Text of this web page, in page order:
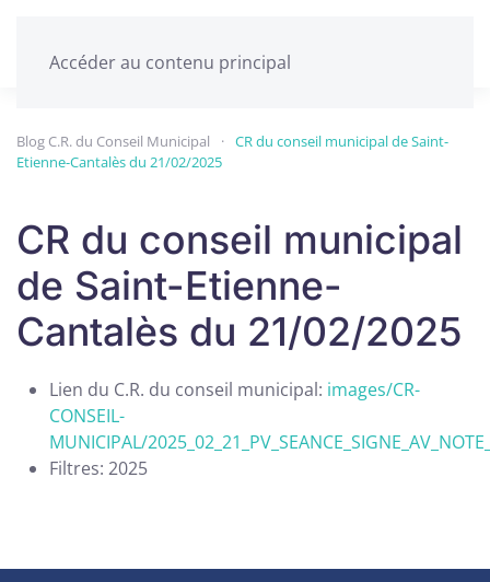
Accéder au contenu principal
Blog C.R. du Conseil Municipal
CR du conseil municipal de Saint-
Etienne-Cantalès du 21/02/2025
CR du conseil municipal
de Saint-Etienne-
Cantalès du 21/02/2025
Lien du C.R. du conseil municipal: images/CR-
CONSEIL-
MUNICIPAL/
Filtres: 2025